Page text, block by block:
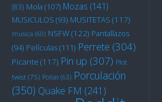
(83) Mola (107) Mozas (141)
MUSICULOS (93) MUSITETAS (117)
música (60) NSFW(122) Pantallazos
(94) Películas(111) Perrete (304)
Picante (117) Pin up (307) Plot
twist (75) Pollas (63) Porculación
(350) Quake FM (241)